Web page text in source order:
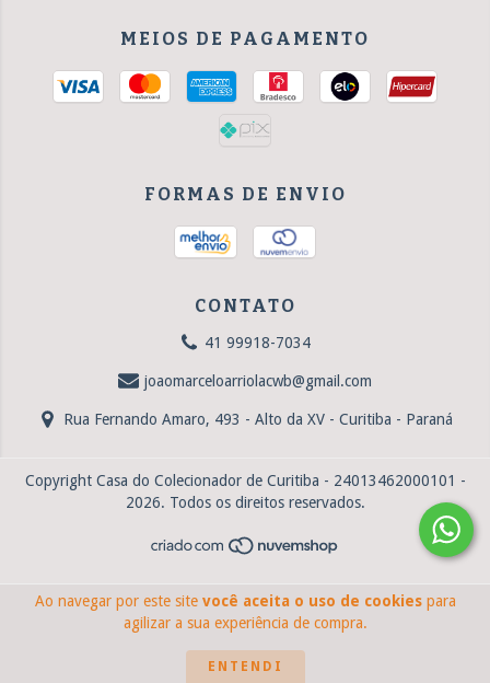
Ao navegar por este site você aceita o uso de cookiespara
agilizar a sua experiência de compra.
ENTENDI
MEIOS DE PAGAMENTO
FORMAS DE ENVIO
CONTATO
41 99918-7034
joaomarceloarriolacwb@gmail.com
Rua Fernando Amaro, 493 - Alto da XV - Curitiba - Paraná
Copyright Casa do Colecionador de Curitiba - 24013462000101 -
2026. Todos os direitos reservados.